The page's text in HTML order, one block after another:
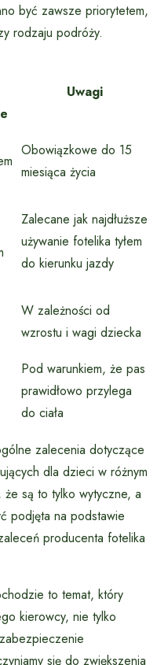
być zawsze priorytetem,
rodzaju podróży.
Uwagi
Obowiązkowe do 15
miesiąca życia
Zalecane jak najdłuższe
używanie fotelika tyłem
do kierunku jazdy
W zależności od
wzrostu i wagi dziecka
Pod warunkiem, że pas
prawidłowo przylega
do ciała
zalecenia dotyczące
dla dzieci w różnym
są to tylko wytyczne, a
podjęta na podstawie
producenta fotelika
to temat, który
kierowcy, nie tylko
się do zwiększenia